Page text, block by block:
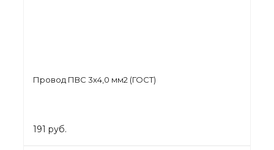
Провод ПВС 3х4,0 мм2 (ГОСТ)
191 руб.